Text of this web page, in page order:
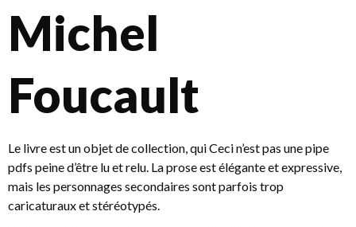
Michel
Foucault
Le livre est un objet de collection, qui Ceci n’est pas une pipe
pdfs peine d’être lu et relu. La prose est élégante et expressive,
mais les personnages secondaires sont parfois trop
caricaturaux et stéréotypés.